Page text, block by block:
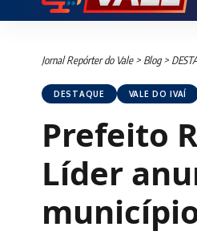
Jornal Repórter do Vale> Blog>
DESTAQUE VALE DO IVAÍ
Prefeito
Líder